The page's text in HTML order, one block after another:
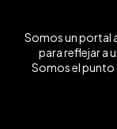
Somos un portal
para reflejar a
Somos el punto